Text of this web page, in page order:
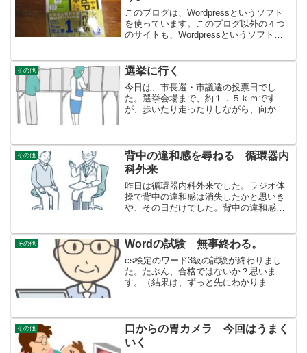
このブログは、Wordpressというソフト
を使っています。このブログ以外の４つ
のサイトも、Wordpressというソフトに
いました。一番最初は、県立図書館で
Wordp...
その他 選挙に行く
今日は、市長選・市議選の投票日でし
た。選挙会場まで、約１．５ｋｍです
が、歩いたり走ったりしながら、向かい
がどこまで生かされるか、わかりません
が（あまり生かされたためしが...
その他
背中の違和感を尋ねる 循環器内
科外来
昨日は循環器内科外来でした。ラジオ体
操で背中の違和感は消失したかと思いき
や、その日だけでした。背中の違和感が
クを担いでいきました。バスに乗ろうと
思ったが、病院まで歩いて...
その他 Wordの試験 無事終わる。
cs検定のワード3級の試験が終わりまし
た。たぶん、合格ではないか？思いま
す。（結果は、ずっと先にわかりま
のです。次から、エクセルの勉強に移っ
ていきます。体力は落ちてない...
その他
口からの胃カメラ 今回はうまく
いく